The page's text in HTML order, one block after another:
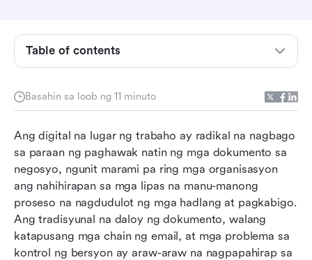
Basahin sa loob ng 11 minuto
Ang digital na lugar ng trabaho ay radikal na nagbago
sa paraan ng paghawak natin ng mga dokumento sa
negosyo, ngunit marami pa ring mga organisasyon
ang nahihirapan sa mga lipas na manu-manong
proseso na nagdudulot ng mga hadlang at pagkabigo.
Ang tradisyunal na daloy ng dokumento, walang
katapusang mga chain ng email, at mga problema sa
kontrol ng bersyon ay araw-araw na nagpapahirap sa
Table of contents
iyong sistema sa daloy ng dokumento
Mga advanced na kakayahan na nagpapalahi sa
Paano matagumpay na ipatupad ang isang
Bakit muling binibigyang-kahulugan ng Lark ang
karanasan sa sistema ng daloy ng dokumento
Ang hinaharap ng awtomasyon ng daloy ng
trabaho sa dokumento
Konklusyon